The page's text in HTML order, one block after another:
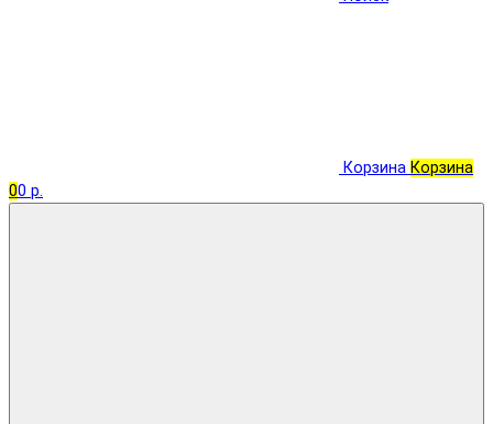
Корзина Корзина
00 р.